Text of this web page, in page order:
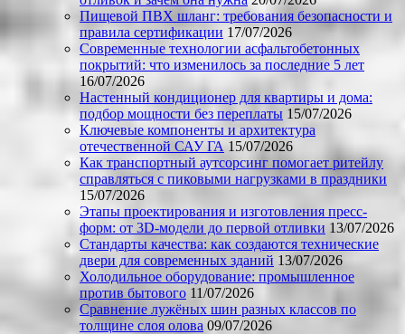
Пищевой ПВХ шланг: требования безопасности и
правила сертификации 17/07/2026
Современные технологии асфальтобетонных
покрытий: что изменилось за последние 5 лет
16/07/2026
Настенный кондиционер для квартиры и дома:
подбор мощности без переплаты 15/07/2026
Ключевые компоненты и архитектура
отечественной САУ ГА 15/07/2026
Как транспортный аутсорсинг помогает ритейлу
справляться с пиковыми нагрузками в праздники
15/07/2026
Этапы проектирования и изготовления пресс-
форм: от 3D-модели до первой отливки 13/07/2026
Стандарты качества: как создаются технические
двери для современных зданий 13/07/2026
Холодильное оборудование: промышленное
против бытового 11/07/2026
Сравнение лужёных шин разных классов по
толщине слоя олова 09/07/2026